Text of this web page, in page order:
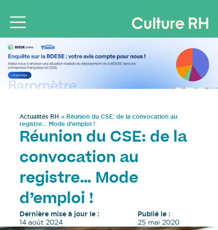
Actualités RH » Réunion du CSE: de la convocation au
registre… Mode d’emploi !
Réunion du CSE: de la
convocation au
registre… Mode
d’emploi !
Dernière mise à jour le :
14 août 2024
Publié le :
25 mai 2020